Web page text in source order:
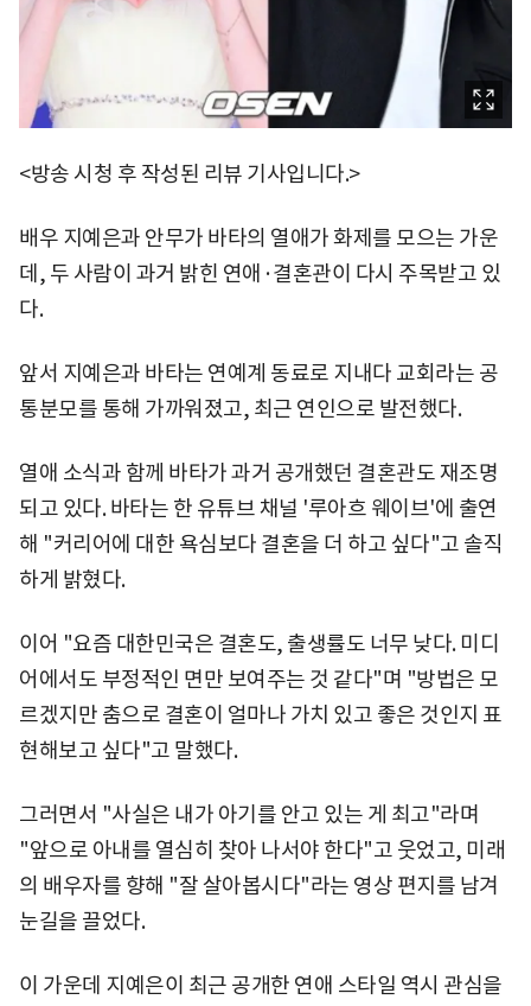
<방송 시청 후 작성된 리뷰 기사입니다.>
배우 지예은과 안무가 바타의 열애가 화제를 모으는 가운
데, 두 사람이 과거 밝힌 연애·결혼관이 다시 주목받고 있
다.
앞서 지예은과 바타는 연예계 동료로 지내다 교회라는 공
통분모를 통해 가까워졌고, 최근 연인으로 발전했다.
열애 소식과 함께 바타가 과거 공개했던 결혼관도 재조명
되고 있다. 바타는 한 유튜브 채널 '루아흐 웨이브'에 출연
해 "커리어에 대한 욕심보다 결혼을 더 하고 싶다"고 솔직
하게 밝혔다.
이어 "요즘 대한민국은 결혼도, 출생률도 너무 낮다. 미디
어에서도 부정적인 면만 보여주는 것 같다"며 "방법은 모
르겠지만 춤으로 결혼이 얼마나 가치 있고 좋은 것인지 표
현해보고 싶다"고 말했다.
그러면서 "사실은 내가 아기를 안고 있는 게 최고"라며
"앞으로 아내를 열심히 찾아 나서야 한다"고 웃었고, 미래
의 배우자를 향해 "잘 살아봅시다"라는 영상 편지를 남겨
눈길을 끌었다.
이 가운데 지예은이 최근 공개한 연애 스타일 역시 관심을